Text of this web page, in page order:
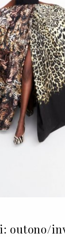
outono/